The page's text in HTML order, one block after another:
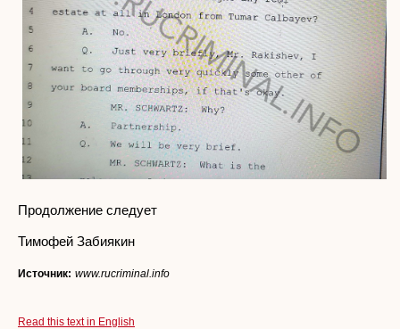
Продолжение следует
Тимофей Забиякин
Источник: www.rucriminal.info
Read this text in English